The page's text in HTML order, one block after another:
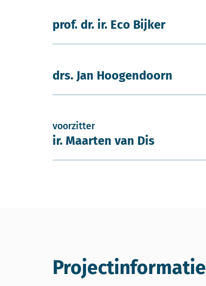
prof. dr. ir. Eco Bijker
drs. Jan Hoogendoorn
voorzitter
ir. Maarten van Dis
Projectinformatie